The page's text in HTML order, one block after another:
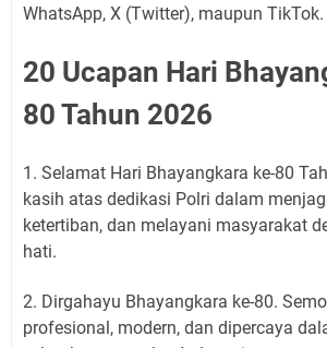
WhatsApp, X (Twitter), maupun TikTok.
20 Ucapan Hari
80 Tahun 2026
1. Selamat Hari Bhayangkara ke-80
kasih atas dedikasi Polri dalam
ketertiban, dan melayani masyarakat
hati.
2. Dirgahayu Bhayangkara ke-80.
profesional, modern, dan dipercaya